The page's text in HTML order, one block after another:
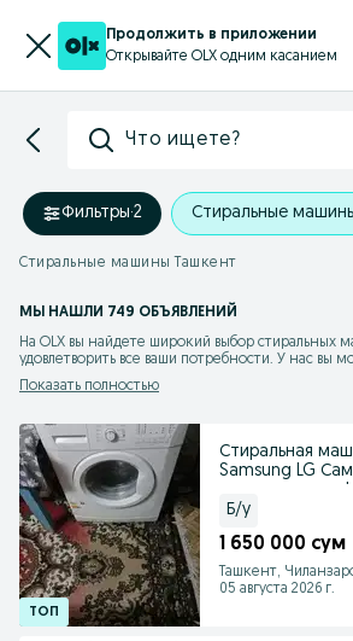
Продолжить в приложении
Открывайте OLX одним касанием
Что ищете?
Фильтры·2 Стиральные
Стиральные машины Ташкент
МЫ НАШЛИ 749 ОБЪЯВЛЕНИЙ
На OLX вы найдете широкий выбор стиральных
удовлетворить все ваши потребности. У нас вы
идеально подходящую для вашего дома.
разнообразие брендов позволяют выбрать
Показать полностью
Стиральная
Samsung LG
Б/у
1 650 000 сум
Ташкент,
05 августа 2026 г.